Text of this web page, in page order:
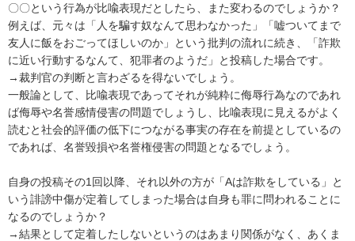
〇〇という行為が比喩表現だとしたら、また変わるのでしょうか？
例えば、元々は「人を騙す奴なんて思わなかった」「嘘ついてまで
友人に飯をおごってほしいのか」という批判の流れに続き、「詐欺
に近い行動するなんて、犯罪者のようだ」と投稿した場合です。
→裁判官の判断と言わざるを得ないでしょう。
一般論として、比喩表現であってそれが純粋に侮辱行為なのであれ
ば侮辱や名誉感情侵害の問題でしょうし、比喩表現に見えるがよく
読むと社会的評価の低下につながる事実の存在を前提としているの
であれば、名誉毀損や名誉権侵害の問題となるでしょう。
自身の投稿その1回以降、それ以外の方が「Aは詐欺をしている」と
いう誹謗中傷が定着してしまった場合は自身も罪に問われることに
なるのでしょうか？
→結果として定着したしないというのはあまり関係がなく、あくま